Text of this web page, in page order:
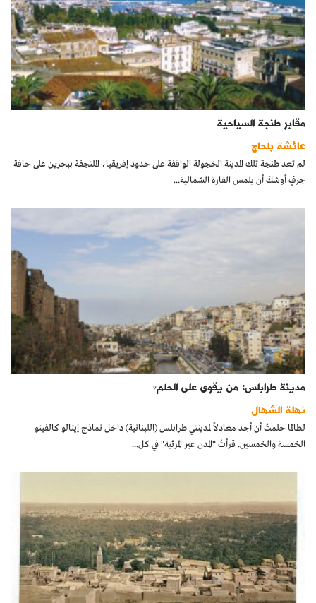
مقابر طنجة السياحية
عائشة بلحاج
لم تعد طنجة تلك المدينة الخجولة الواقفة على حدود إفريقيا، الملتحِفة ببحرين على حافة
جرفٍ أوشكَ أن يلمس القارة الشمالية...
مدينة طرابلس: من يقوى على الحلم؟
نهلة الشهال
لطالما حلمتُ أن أجد معادلاً لمدينتي طرابلس (اللبنانية) داخل نماذج إيتالو كالفينو
الخمسة والخمسين. قرأتُ "المدن غير المرئية" في كل...